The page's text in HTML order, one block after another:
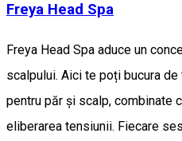
Freya Head Spa
Freya Head Spa aduce un
scalpului. Aici te poți bucura
pentru păr și scalp, combinate
eliberarea tensiunii. Fiecare